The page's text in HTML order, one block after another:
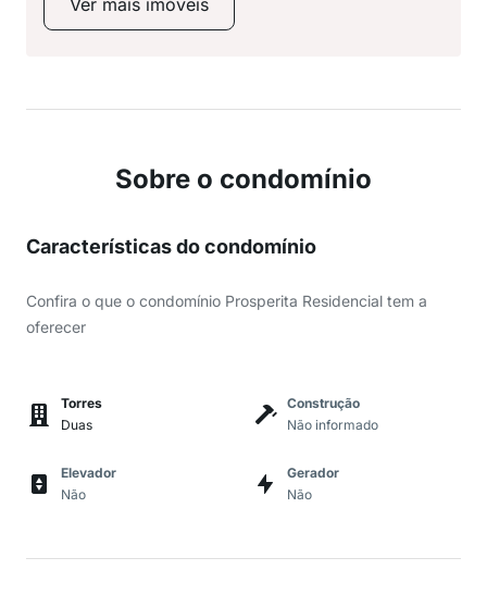
Ver mais imóveis
Sobre o condomínio
Características do condomínio
Confira o que o condomínio Prosperita Residencial tem a
oferecer
Torres
Duas
Construção
Não informado
Elevador
Não
Gerador
Não